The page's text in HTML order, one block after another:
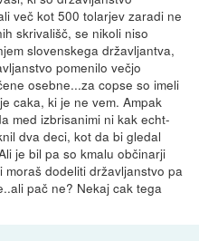
več kot 500 tolarjev zaradi ne
skrivališč, se nikoli niso
slovenskega državljantva,
pomenilo večjo
osebne...za copse so imeli
caka, ki je ne vem. Ampak
med izbrisanimi ni kak echt-
dva deci, kot da bi gledal
je bil pa so kmalu občinarji
dodeliti državljanstvo pa
pač ne? Nekaj cak tega